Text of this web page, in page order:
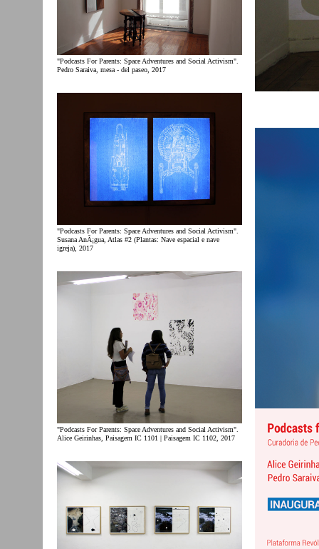
"Podcasts For Parents: Space Adventures and Social Activism".
Pedro Saraiva, mesa - del paseo, 2017
"Podcasts For Parents: Space Adventures and Social Activism".
Susana AnÃ¡gua, Atlas #2 (Plantas: Nave espacial e nave
igreja), 2017
"Podcasts For Parents: Space Adventures and Social Activism".
Alice Geirinhas, Paisagem IC 1101 | Paisagem IC 1102, 2017